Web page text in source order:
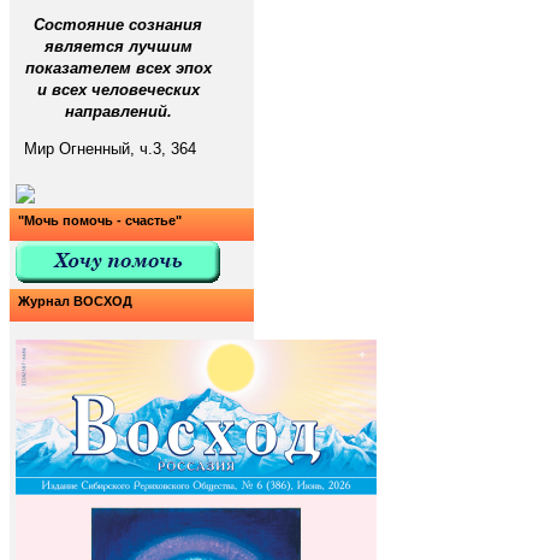
Состояние сознания
является лучшим
показателем всех эпох
и всех человеческих
направлений.
Мир Огненный, ч.3, 364
"Мочь помочь - счастье"
Журнал ВОСХОД